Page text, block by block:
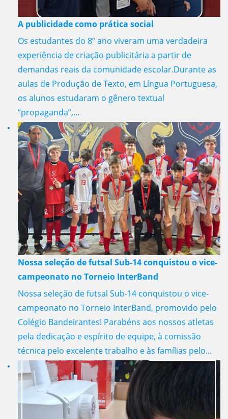
A publicidade como prática social
Os estudantes do 8º ano viveram uma verdadeira
experiência de criação publicitária a partir de
demandas reais da comunidade escolar.Durante as
aulas de Produção de Texto, em Língua Portuguesa,
os alunos estudaram o gênero textual
“propaganda”,...
Nossa seleção de futsal Sub-14 conquistou o vice-
campeonato no Torneio InterBand
Nossa seleção de futsal Sub-14 conquistou o vice-
campeonato no Torneio InterBand, promovido pelo
Colégio Bandeirantes! Parabéns aos nossos atletas
pela dedicação e espírito de equipe, à comissão
técnica pelo excelente trabalho e às famílias pelo...